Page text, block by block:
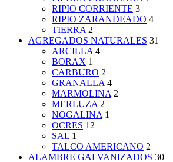
RIPIO CORRIENTE 3
RIPIO ZARANDEADO 4
TIERRA 2
AGREGADOS NATURALES 31
ARCILLA 4
BORAX 1
CARBURO 2
GRANALLA 4
MARMOLINA 2
MERLUZA 2
NOGALINA 1
OCRES 12
SAL 1
TALCO AMERICANO 2
ALAMBRE GALVANIZADOS 30